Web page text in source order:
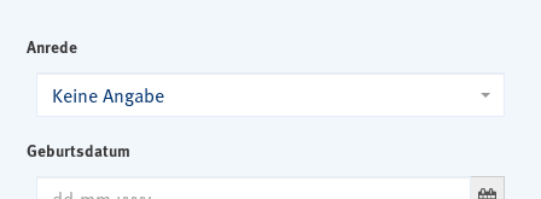
Anrede
Keine Angabe
Geburtsdatum